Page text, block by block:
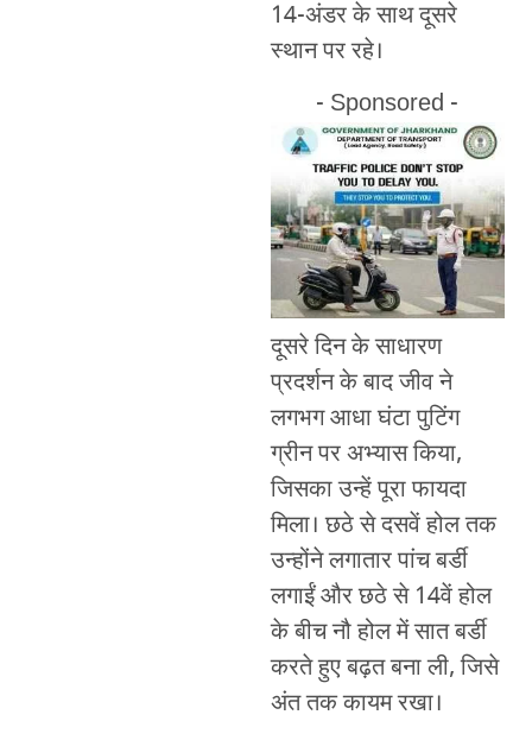
14-अंडर के साथ दूसरे
स्थान पर रहे।
- Sponsored -
दूसरे दिन के साधारण
प्रदर्शन के बाद जीव ने
लगभग आधा घंटा पुटिंग
ग्रीन पर अभ्यास किया,
जिसका उन्हें पूरा फायदा
मिला। छठे से दसवें होल तक
उन्होंने लगातार पांच बर्डी
लगाईं और छठे से 14वें होल
के बीच नौ होल में सात बर्डी
करते हुए बढ़त बना ली, जिसे
अंत तक कायम रखा।